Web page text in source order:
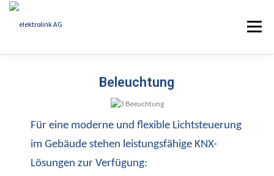
Menü
KOMPETENZ REFERENZEN
Beleuchtung
Für eine moderne und flexible Lichtsteuerung
im Gebäude stehen leistungsfähige KNX-
Lösungen zur Verfügung: